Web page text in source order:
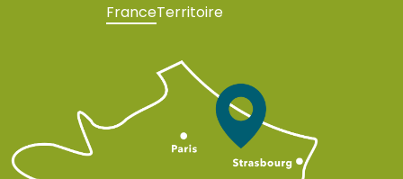
FranceTerritoire